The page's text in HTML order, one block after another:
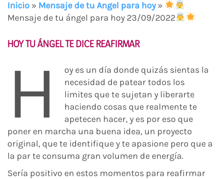
Inicio » Mensaje de tu Angel para hoy»
Mensaje de tu ángel para hoy 23/09/2022
HOY TU ÁNGEL TE DICE REAFIRMAR
H
oy es un día donde quizás sientas la
necesidad de patear todos los
limites que te sujetan y liberarte
haciendo cosas que realmente te
apetecen hacer, y es por eso que
poner en marcha una buena idea, un proyecto
original, que te identifique y te apasione pero que a
la par te consuma gran volumen de energía.
Sería positivo en estos momentos para reafirmar